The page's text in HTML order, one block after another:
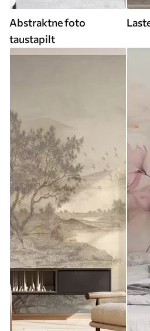
Abstraktne foto
taustapilt